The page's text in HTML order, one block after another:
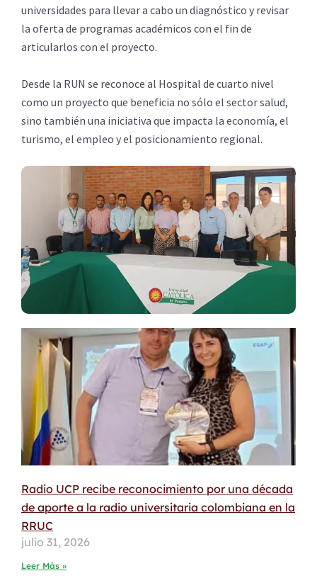
universidades para llevar a cabo un diagnóstico y revisar
la oferta de programas académicos con el fin de
articularlos con el proyecto.
Desde la RUN se reconoce al Hospital de cuarto nivel
como un proyecto que beneficia no sólo el sector salud,
sino también una iniciativa que impacta la economía, el
turismo, el empleo y el posicionamiento regional.
Radio UCP recibe reconocimiento por una década
de aporte a la radio universitaria colombiana en la
RRUC
julio 31, 2026
Leer Más »